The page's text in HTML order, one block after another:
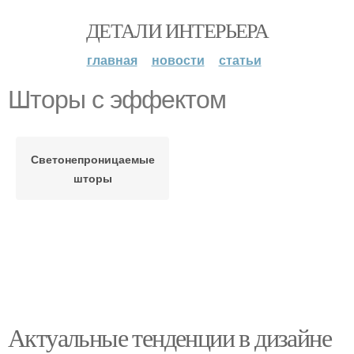
ДЕТАЛИ ИНТЕРЬЕРА
главная новости статьи
Шторы с эффектом
Светонепроницаемые
шторы
Актуальные тенденции в дизайне